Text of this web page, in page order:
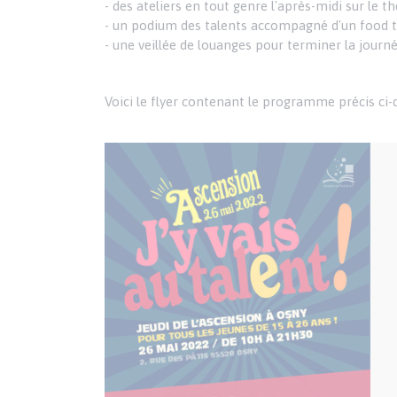
- des ateliers en tout genre l'après-midi sur le
- un podium des talents accompagné d'un food
- une veillée de louanges pour terminer la
Voici le flyer contenant le programme précis ci-